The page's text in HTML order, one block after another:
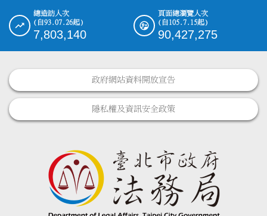
總造訪人次
(自93.07.26起)
7,803,140
頁面總瀏覽人次
(自105.7.15起)
90,427,275
政府網站資料開放宣告
隱私權及資訊安全政策